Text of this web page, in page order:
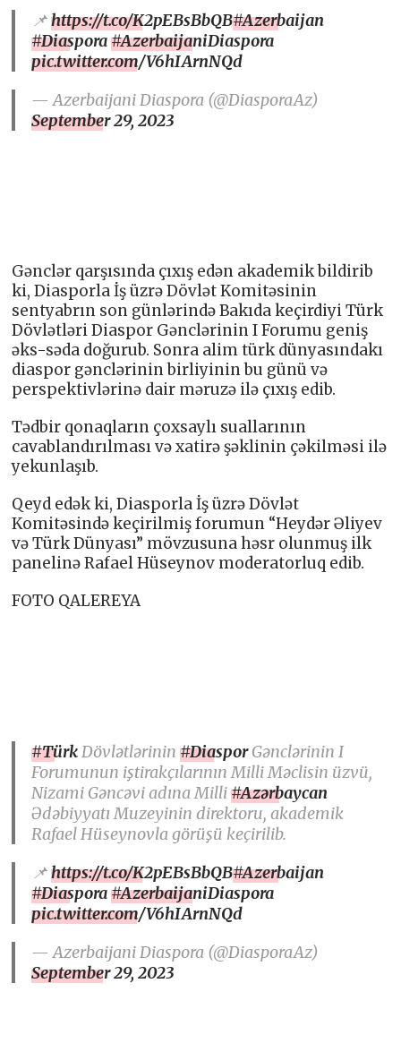
📌https://t.co/K2pEBsBbQB#Azerbaijan
#Diaspora#AzerbaijaniDiaspora
pic.twitter.com/V6hIArnNQd
— Azerbaijani Diaspora (@DiasporaAz)
September 29, 2023
Gənclər qarşısında çıxış edən akademik bildirib
ki, Diasporla İş üzrə Dövlət Komitəsinin
sentyabrın son günlərində Bakıda keçirdiyi Türk
Dövlətləri Diaspor Gənclərinin I Forumu geniş
əks-səda doğurub. Sonra alim türk dünyasındakı
diaspor gənclərinin birliyinin bu günü və
perspektivlərinə dair məruzə ilə çıxış edib.
Tədbir qonaqların çoxsaylı suallarının
cavablandırılması və xatirə şəklinin çəkilməsi ilə
yekunlaşıb.
Qeyd edək ki, Diasporla İş üzrə Dövlət
Komitəsində keçirilmiş forumun “Heydər Əliyev
və Türk Dünyası” mövzusuna həsr olunmuş ilk
panelinə Rafael Hüseynov moderatorluq edib.
FOTO QALEREYA
#TürkDövlətlərinin#DiasporGənclərinin I
Forumunun iştirakçılarının Milli Məclisin üzvü,
Nizami Gəncəvi adına Milli#Azərbaycan
Ədəbiyyatı Muzeyinin direktoru, akademik
Rafael Hüseynovla görüşü keçirilib.
📌https://t.co/K2pEBsBbQB#Azerbaijan
#Diaspora#AzerbaijaniDiaspora
pic.twitter.com/V6hIArnNQd
— Azerbaijani Diaspora (@DiasporaAz)
September 29, 2023